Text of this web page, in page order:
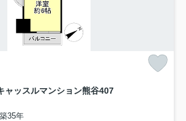
ッスルマンション熊谷407
35年